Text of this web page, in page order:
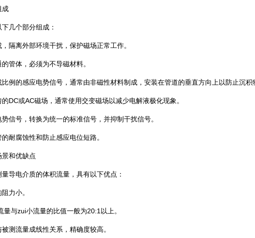
成
几个部分组成：
隔离外部环境干扰，保护磁场正常工作。
管体，必须为不导磁材料。
例的感应电势信号，通常由非磁性材料制成，安装在管道的垂直方向上以防止沉积
DC或AC磁场，通常使用交变磁场以减少电解液极化现象。
信号，转换为统一的标准信号，并抑制干扰信号。
耐腐蚀性和防止感应电位短路‌。
和优缺点
导电介质的体积流量，具有以下优点：
力小。
量与zui小流量的比值一般为20:1以上。
测流量成线性关系，精确度较高。